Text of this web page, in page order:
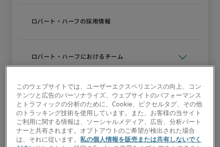
このウェブサイトでは、ユーザーエクスペリエンスの向上、コン
テンツと広告のパーソナライズ、ウェブサイトのパフォーマンス
とトラフィックの分析のために、Cookie、ピクセルタグ、その他
のトラッキング技術を使用しています。また、お客様の当サイト
ご利用に関する情報は、ソーシャルメディア、広告、分析パート
ナーと共有されます。オプトアウトのご希望が検出された場合
は、それに従います。私の個人情報を販売または共有しないでく